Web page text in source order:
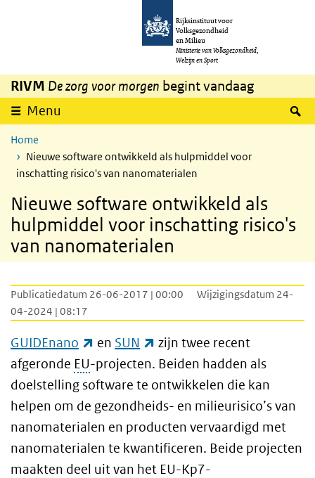
Overslaan en naar de inhoud gaan
Rijksinstituut voor
Volksgezondheid
en Milieu
Ministerie van Volksgezondheid,
Welzijn en Sport
RIVM De zorg voor morgen begint vandaag
Menu
Home
Nieuwe software ontwikkeld als hulpmiddel voor
inschatting risico's van nanomaterialen
Nieuwe software ontwikkeld als
hulpmiddel voor inschatting risico's
van nanomaterialen
Publicatiedatum 26-06-2017 | 00:00
Wijzigingsdatum 24-
04-2024 | 08:17
GUIDEnano (externe link)
en SUN (externe link)
zijn twee recent
afgeronde EU-projecten. Beiden hadden als
doelstelling software te ontwikkelen die kan
helpen om de gezondheids- en milieurisico’s van
nanomaterialen en producten vervaardigd met
nanomaterialen te kwantificeren. Beide projecten
maakten deel uit van het EU-Kp7-